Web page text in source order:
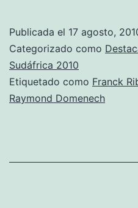
Publicada el 17 agosto,
Categorizado como
Sudáfrica 2010
Etiquetado como Franck
Raymond Domenech